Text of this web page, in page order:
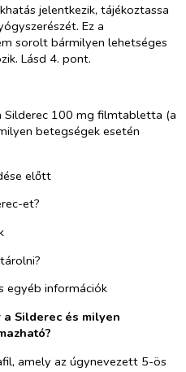
jelentkezik, tájékoztassa
Ez a
sorolt bármilyen lehetséges
Lásd 4. pont.
Silderec 100 mg filmtabletta (a
betegségek esetén
előtt
et?
egyéb információk
Silderec és milyen
amely az úgynevezett 5-ös